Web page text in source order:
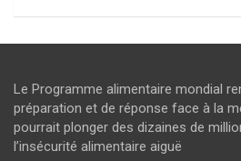
Le Programme alimentaire mondial
préparation et de réponse face à la
pourrait plonger des dizaines de
l’insécurité alimentaire aiguë